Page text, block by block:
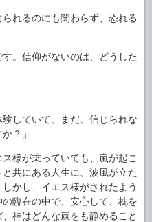
れるのにも関わらず、恐れる
。信仰がないのは、どうした
験していて、まだ、信じられな
？」
様が乗っていても、嵐が起こ
共にある人生に、波風が立た
かし、イエス様がされたよう
臨在の中で、安心して、枕を
神はどんな嵐をも静めること